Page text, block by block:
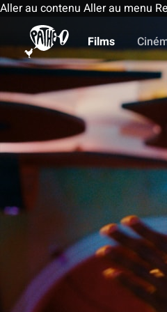
Aller au contenu Aller au menu
Films